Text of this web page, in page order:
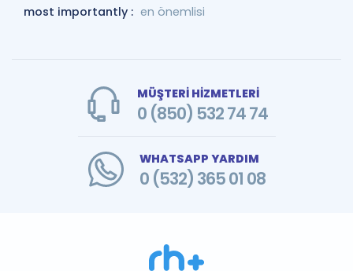
most importantly : en önemlisi
MÜŞTERİ HİZMETLERİ
0 (850) 532 74 74
WHATSAPP YARDIM
0 (532) 365 01 08